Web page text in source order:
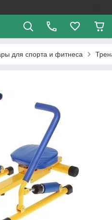
для спорта и фитнеса